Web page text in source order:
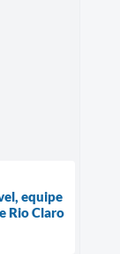
equipe
Rio Claro